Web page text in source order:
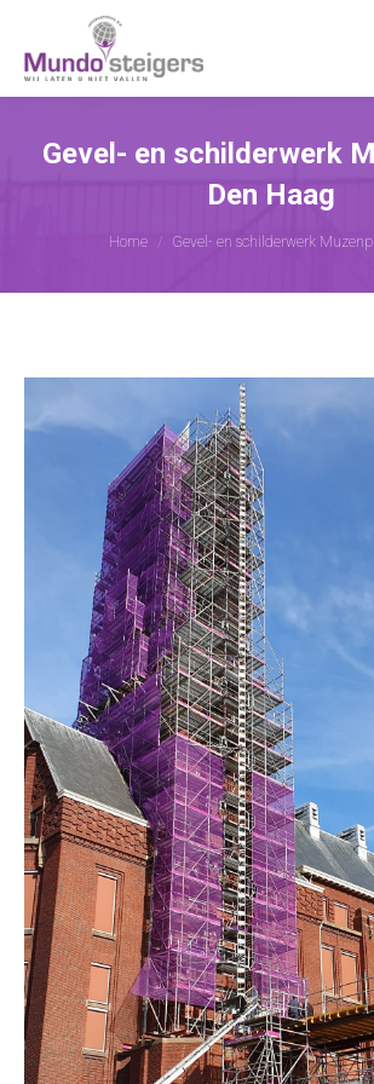
Gevel- en schilderwerk
Den Haag
Je bent hier:
Home Gevel- en schilderwerk